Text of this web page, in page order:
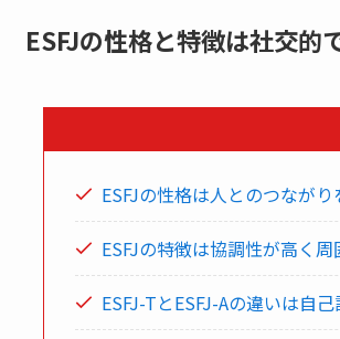
ESFJの性格と特徴は社交的
ESFJの性格は人とのつなが
ESFJの特徴は協調性が高く
ESFJ-TとESFJ-Aの違いは自